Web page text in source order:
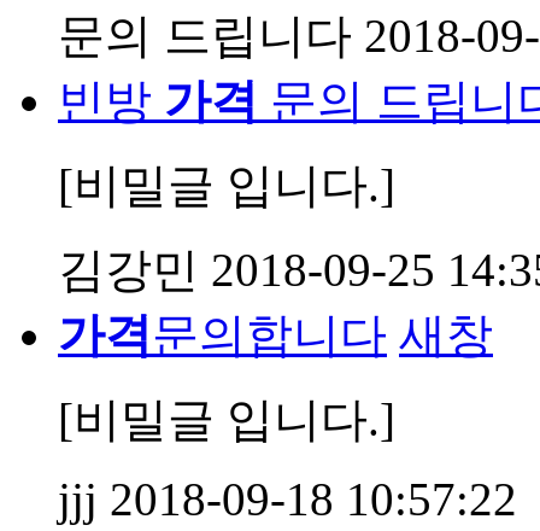
문의 드립니다 2018-
빈방 가격 문의 드립니
[비밀글 입니다.]
김강민 2018-09-25
가격문의합니다 새창
[비밀글 입니다.]
jjj 2018-09-18 10:57:22